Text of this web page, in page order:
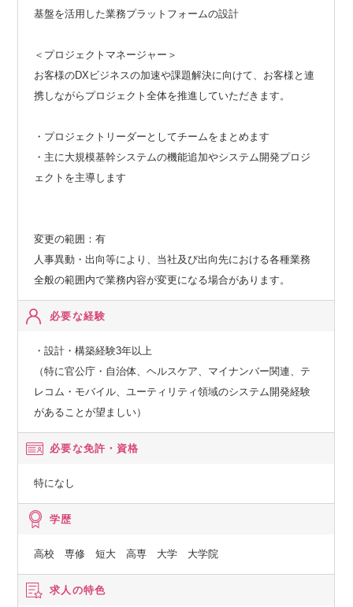
基盤を活用した業務プラットフォームの設計
＜プロジェクトマネージャー＞
お客様のDXビジネスの加速や課題解決に向けて、お客様と連
携しながらプロジェクト全体を推進していただきます。
・プロジェクトリーダーとしてチームをまとめます
・主に大規模基幹システムの機能追加やシステム開発プロジ
ェクトを主導します
変更の範囲：有
人事異動・出向等により、当社及び出向先における各種業務
全般の範囲内で業務内容が変更になる場合があります。
必要な経験
・設計・構築経験3年以上
（特に官公庁・自治体、ヘルスケア、マイナンバー関連、テ
レコム・モバイル、ユーティリティ領域のシステム開発経験
があることが望ましい）
必要な免許・資格
特になし
学歴
高校 専修 短大 高専 大学 大学院
求人の特色